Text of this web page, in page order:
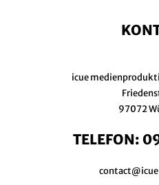
icue
97072
TELEFON: